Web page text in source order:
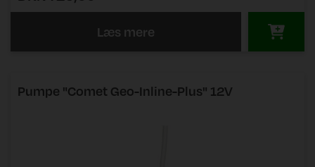
Læs mere
Pumpe "Comet Geo-Inline-Plus" 12V